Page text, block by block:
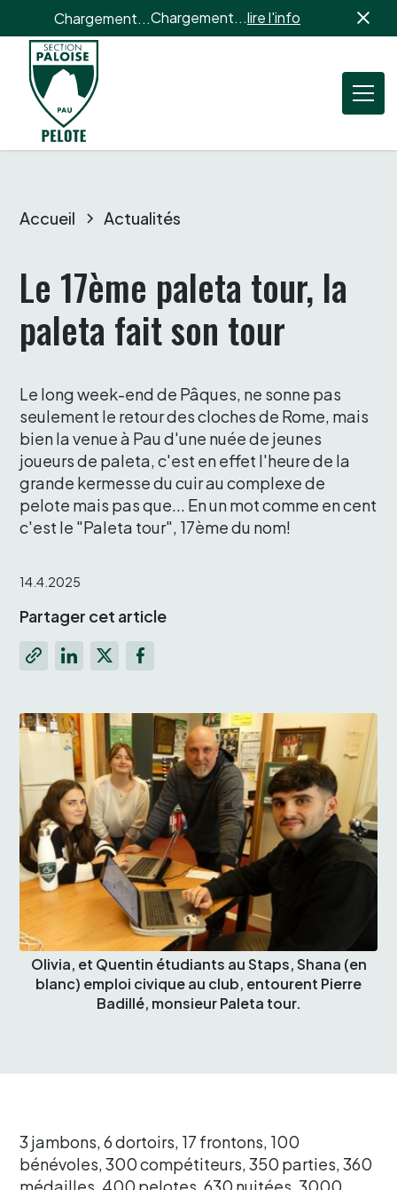
Chargement...Chargement...lire l'info
Accueil Actualités
Le 17ème paleta tour, la
paleta fait son tour
Le long week-end de Pâques, ne sonne pas
seulement le retour des cloches de Rome, mais
bien la venue à Pau d'une nuée de jeunes
joueurs de paleta, c'est en effet l'heure de la
grande kermesse du cuir au complexe de
pelote mais pas que... En un mot comme en cent
c'est le "Paleta tour", 17ème du nom!
14.4.2025
Partager cet article
Olivia, et Quentin étudiants au Staps, Shana (en
blanc) emploi civique au club, entourent Pierre
Badillé, monsieur Paleta tour.
3 jambons, 6 dortoirs, 17 frontons, 100
bénévoles, 300 compétiteurs, 350 parties, 360